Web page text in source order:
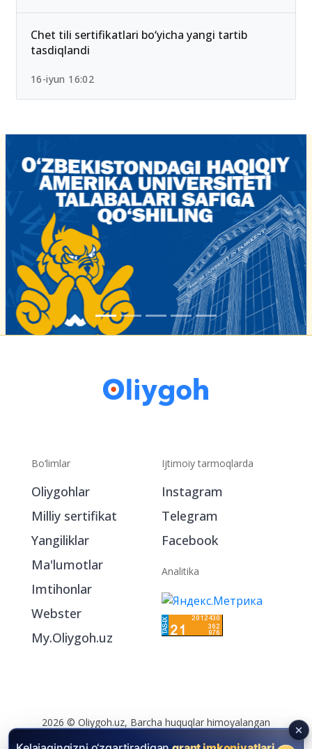
Chet tili sertifikatlari bo‘yicha yangi tartib
tasdiqlandi
16-iyun 16:02
Bo‘limlar
Oliygohlar
Milliy sertifikat
Yangiliklar
Ma'lumotlar
Imtihonlar
Webster
My.Oliygoh.uz
Ijtimoiy tarmoqlarda
Instagram
Telegram
Facebook
Analitika
2026 © Oliygoh.uz, Barcha huquqlar himoyalangan
Reklama/Foydalanish shartlari